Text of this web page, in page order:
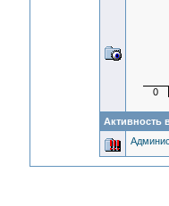
0
Активность